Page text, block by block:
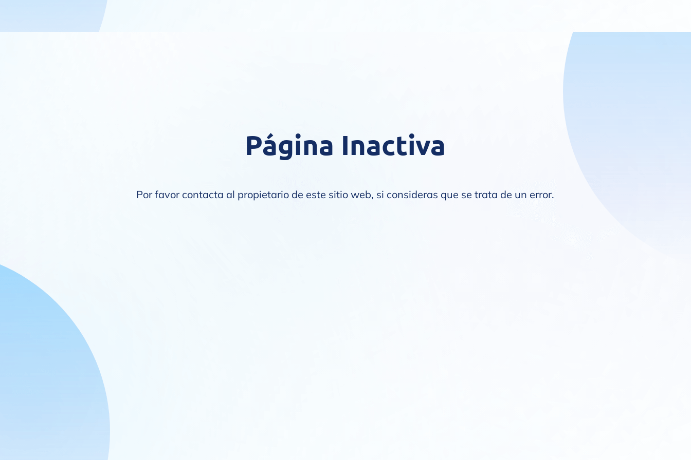
Página Inactiva
Por favor contacta al propietario de este sitio web, si consideras que se trata de un error.